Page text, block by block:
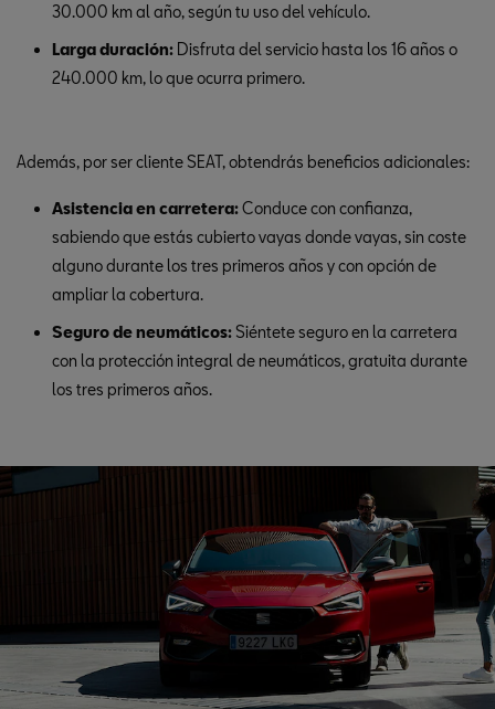
30.000 km al año, según tu uso del vehículo.
Larga duración: Disfruta del servicio hasta los 16 años o
240.000 km, lo que ocurra primero.
Además, por ser cliente SEAT, obtendrás beneficios adicionales:
Asistencia en carretera:Conduce con confianza,
sabiendo que estás cubierto vayas donde vayas, sin coste
alguno durante los tres primeros años y con opción de
ampliar la cobertura.
Seguro de neumáticos: Siéntete seguro en la carretera
con la protección integral de neumáticos, gratuita durante
los tres primeros años.